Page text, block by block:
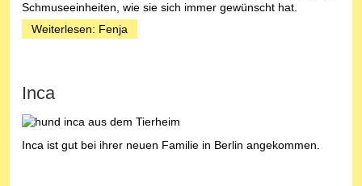
Schmuseeinheiten, wie sie sich immer gewünscht hat.
Weiterlesen: Fenja
Inca
Inca ist gut bei ihrer neuen Familie in Berlin angekommen.